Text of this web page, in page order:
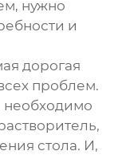
нужно
и
дорогая
проблем.
необходимо
стола. И,